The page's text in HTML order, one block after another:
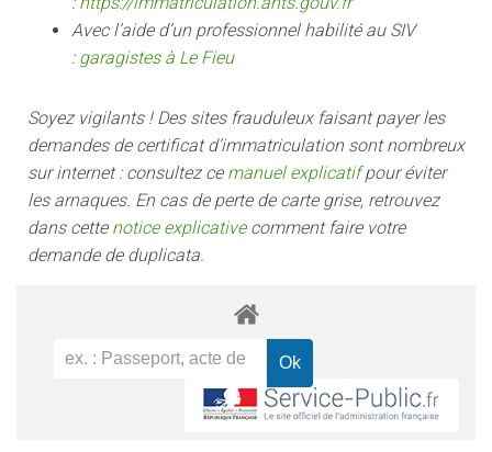
Avec l’aide d’un professionnel habilité au SIV
: garagistes à Le Fieu
Soyez vigilants ! Des sites frauduleux faisant payer les
demandes de certificat d’immatriculation sont nombreux
sur internet : consultez ce manuel explicatifpour éviter
les arnaques. En cas de perte de carte grise, retrouvez
dans cette notice explicativecomment faire votre
demande de duplicata.